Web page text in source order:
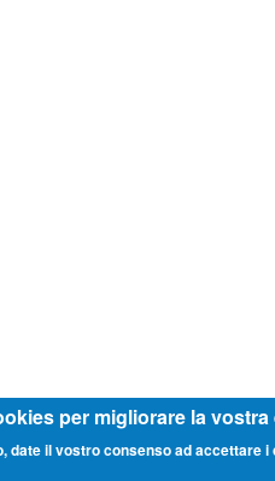
per migliorare la
date il vostro consenso ad accettare i